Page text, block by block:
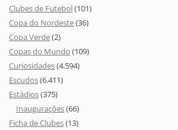
Clubes de Futebol(101)
Copa do Nordeste(36)
Copa Verde(2)
Copas do Mundo (109)
Curiosidades(4.594)
Escudos(6.411)
Estádios(375)
Inaugurações(66)
Ficha de Clubes(13)